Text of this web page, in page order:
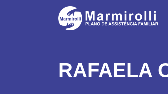
RAFAELA